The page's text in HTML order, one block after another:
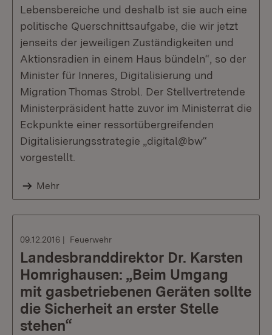
Lebensbereiche und deshalb ist sie auch eine
politische Querschnittsaufgabe, die wir jetzt
jenseits der jeweiligen Zuständigkeiten und
Aktionsradien in einem Haus bündeln“, so der
Minister für Inneres, Digitalisierung und
Migration Thomas Strobl. Der Stellvertretende
Ministerpräsident hatte zuvor im Ministerrat die
Eckpunkte einer ressortübergreifenden
Digitalisierungsstrategie „digital@bw“
vorgestellt.
Mehr
09.12.2016 Feuerwehr
Landesbranddirektor Dr. Karsten
Homrighausen: „Beim Umgang
mit gasbetriebenen Geräten sollte
die Sicherheit an erster Stelle
stehen“